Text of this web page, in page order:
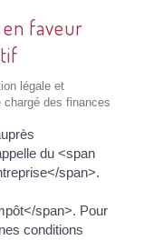
faveur
légale et
des finances
du <span
span>.
span>. Pour
conditions